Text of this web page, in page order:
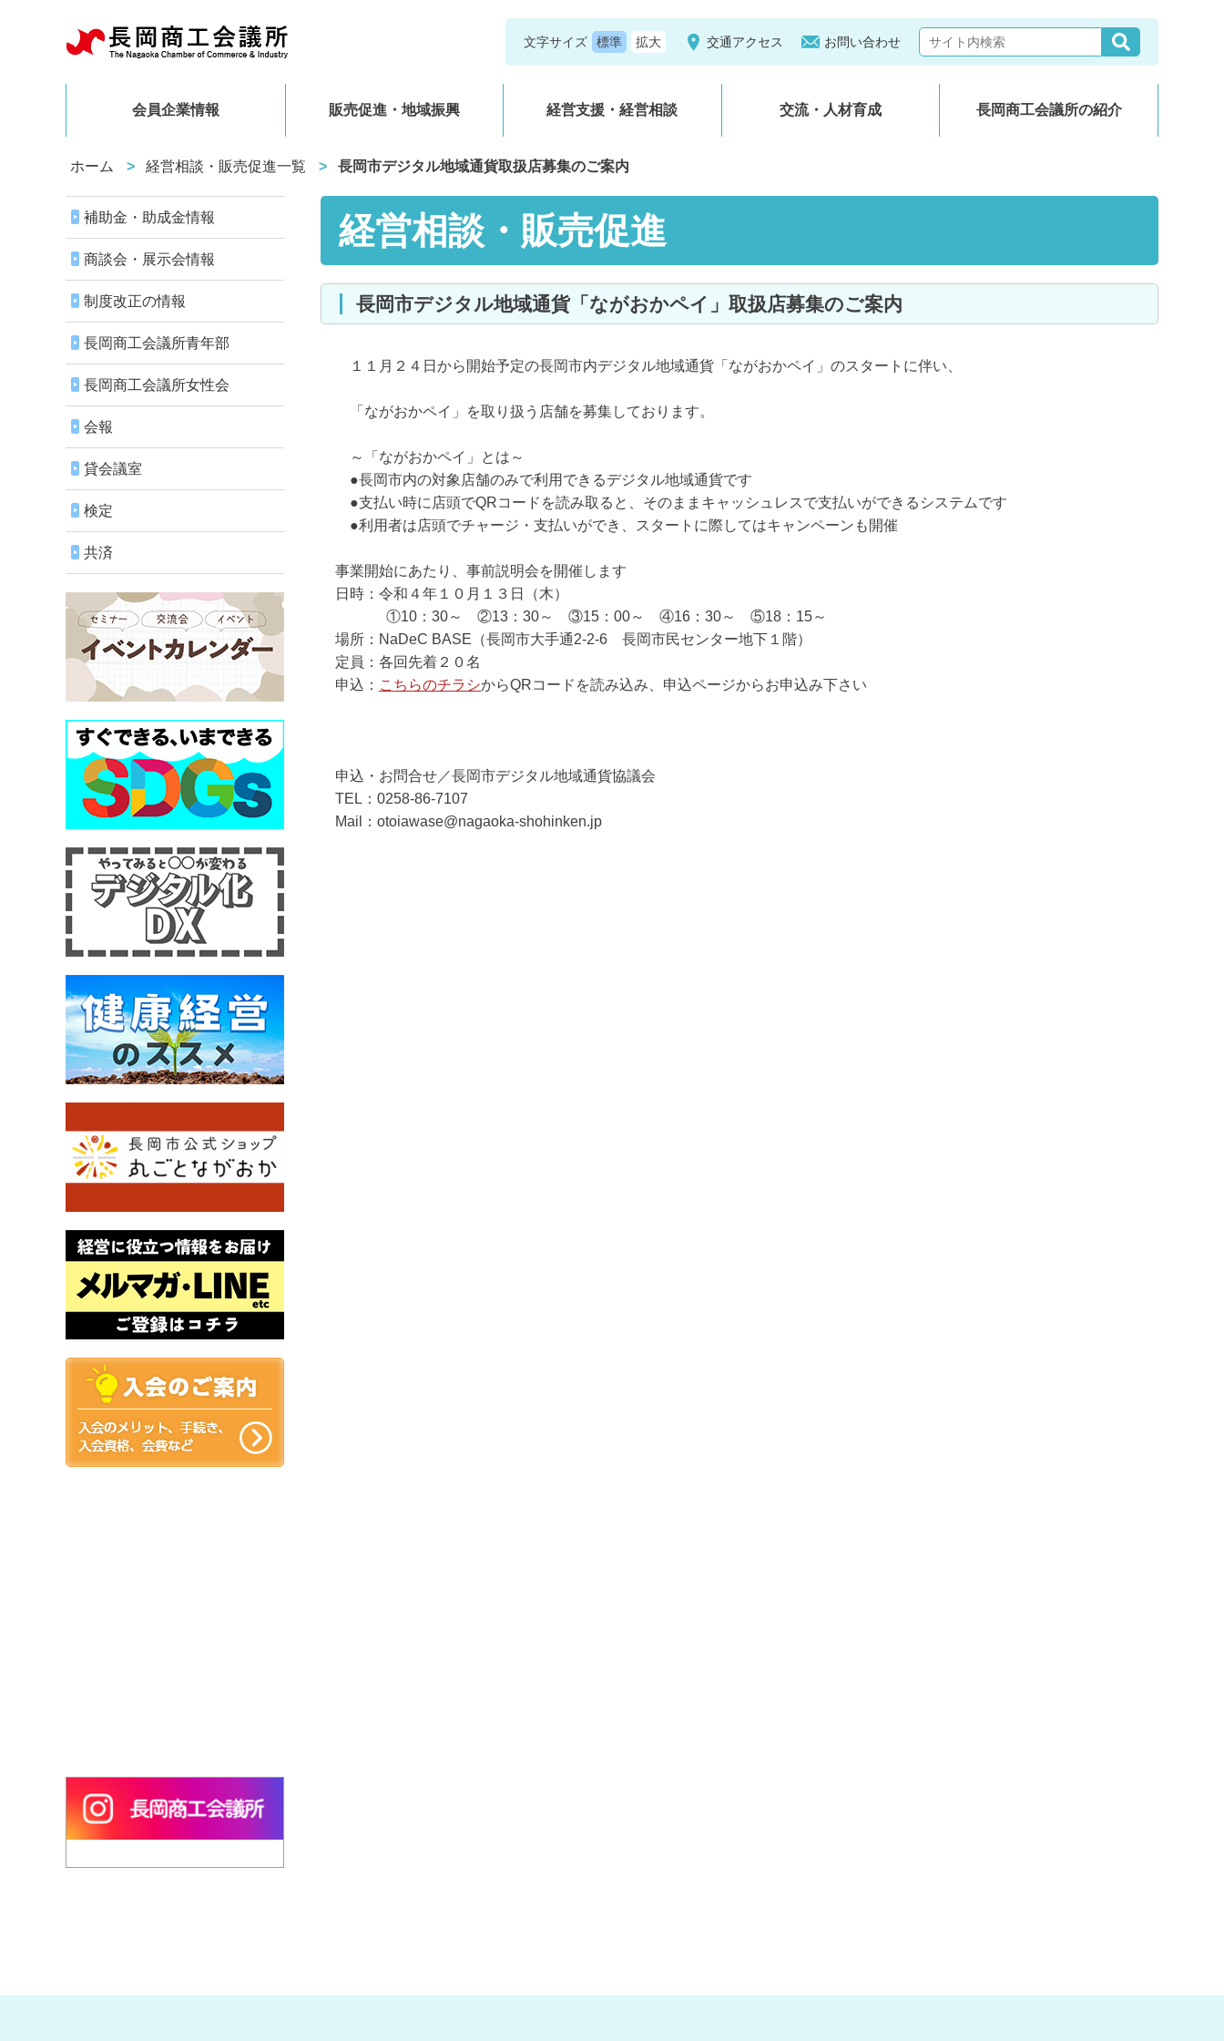
文字サイズ 交通アクセス お問い合わせ
会員企業情報 販売促進・地域振興 経営支援・経営相談 交流・人材育成 長岡商工会議所の紹介
ホーム 経営相談・販売促進一覧 長岡市デジタル地域通貨取扱店募集のご案内
経営相談・販売促進
長岡市デジタル地域通貨「ながおかペイ」取扱店募集のご案内
１１月２４日から開始予定の長岡市内デジタル地域通貨「ながおかペイ」のスタートに伴い、
「ながおかペイ」を取り扱う店舗を募集しております。
～「ながおかペイ」とは～
●長岡市内の対象店舗のみで利用できるデジタル地域通貨です
●支払い時に店頭でQRコードを読み取ると、そのままキャッシュレスで支払いができるシステムです
●利用者は店頭でチャージ・支払いができ、スタートに際してはキャンペーンも開催
事業開始にあたり、事前説明会を開催します
日時：令和４年１０月１３日（木）
①10：30～ ②13：30～ ③15：00～ ④16：30～ ⑤18：15～
場所：NaDeC BASE（長岡市大手通2-2-6 長岡市民センター地下１階）
定員：各回先着２０名
申込： こちらのチラシからQRコードを読み込み、申込ページからお申込み下さい
申込・お問合せ／長岡市デジタル地域通貨協議会
TEL：0258-86-7107
Mail：otoiawase@nagaoka-shohinken.jp
補助金・助成金情報
商談会・展示会情報
制度改正の情報
長岡商工会議所青年部
長岡商工会議所女性会
会報
貸会議室
検定
共済